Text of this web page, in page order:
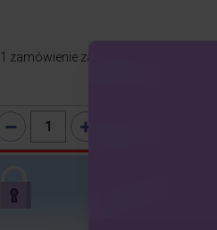
1 zamówienie zawiera 25 szt.
1